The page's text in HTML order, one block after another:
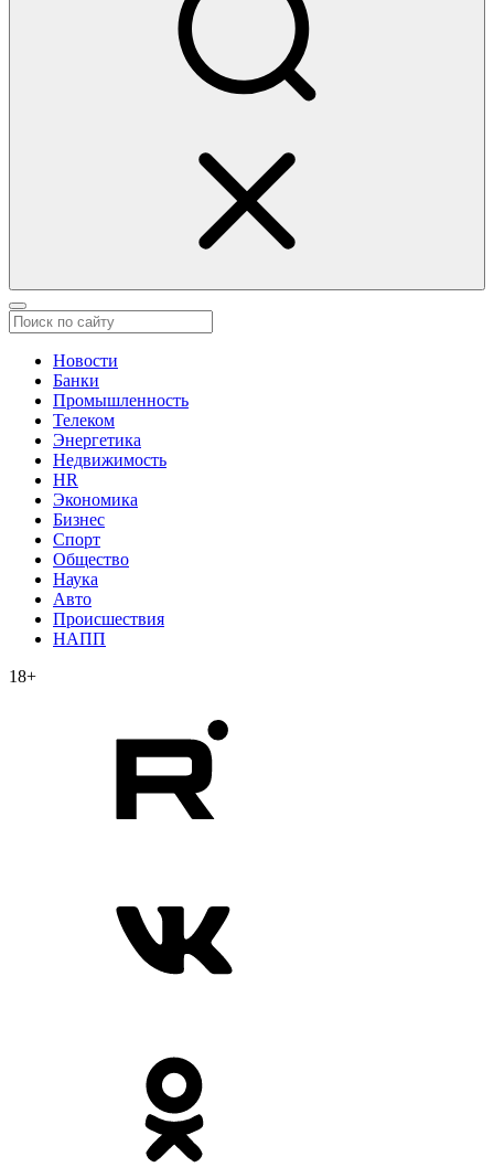
Новости
Банки
Промышленность
Телеком
Энергетика
Недвижимость
HR
Экономика
Бизнес
Спорт
Общество
Наука
Авто
Происшествия
НАПП
18+